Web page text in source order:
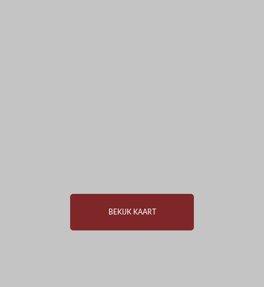
BEKIJK KAART